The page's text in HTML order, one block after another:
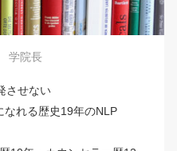
学院長
させない
なれる歴史19年のNLP